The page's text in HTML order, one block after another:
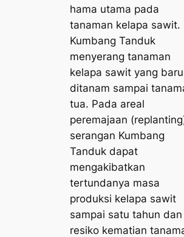
hama utama pada
tanaman kelapa sawit.
Kumbang Tanduk
menyerang tanaman
kelapa sawit yang baru
ditanam sampai
tua. Pada areal
peremajaan (replanting
serangan Kumbang
Tanduk dapat
mengakibatkan
tertundanya masa
produksi kelapa sawit
sampai satu tahun dan
resiko kematian